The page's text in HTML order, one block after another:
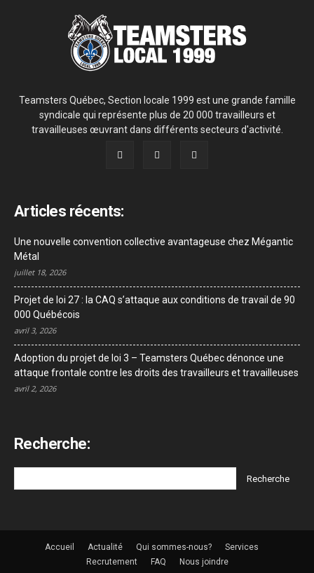
Teamsters Québec, Section locale 1999 est une grande famille
syndicale qui représente plus de 20 000 travailleurs et
travailleuses œuvrant dans différents secteurs d'activité.
Articles récents:
Une nouvelle convention collective avantageuse chez Mégantic
Métal
juillet 18, 2026
Projet de loi 27 : la CAQ s’attaque aux conditions de travail de 90
000 Québécois
avril 3, 2026
Adoption du projet de loi 3 – Teamsters Québec dénonce une
attaque frontale contre les droits des travailleurs et travailleuses
avril 2, 2026
Recherche:
Accueil Actualité Qui sommes-nous?
Services
Recrutement
FAQ Nous joindre